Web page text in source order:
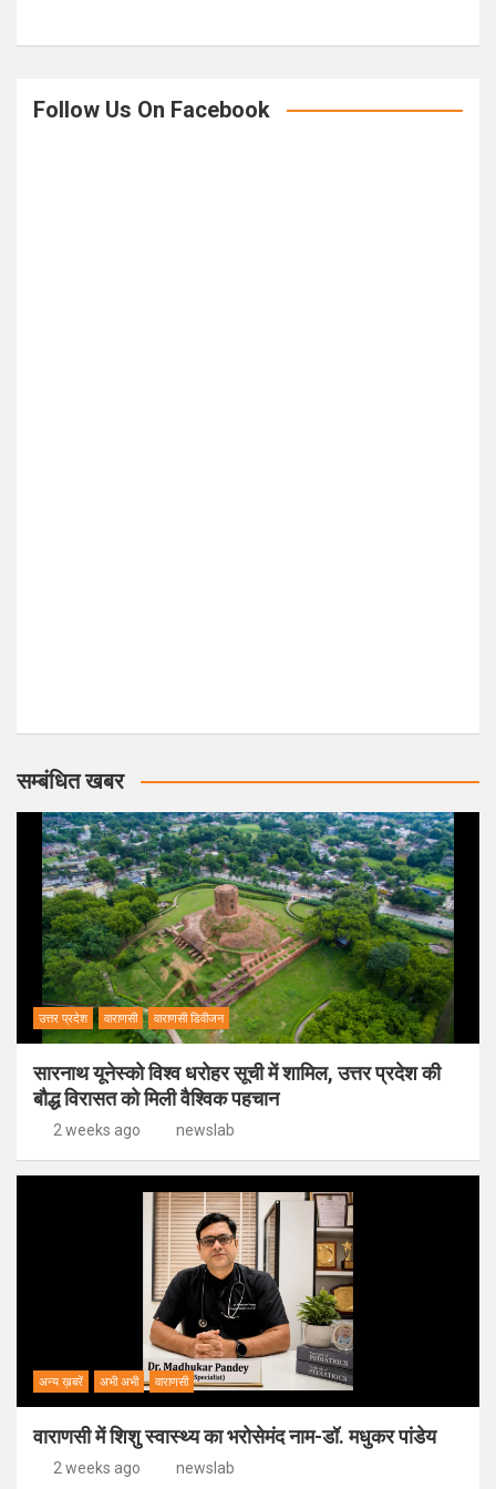
Follow Us On Facebook
सम्बंधित खबर
उत्तर प्रदेश वाराणसी वाराणसी डिवीजन
सारनाथ यूनेस्को विश्व धरोहर सूची में शामिल, उत्तर प्रदेश की
बौद्ध विरासत को मिली वैश्विक पहचान
2 weeks ago newslab
अन्य ख़बरें अभी अभी वाराणसी
वाराणसी में शिशु स्वास्थ्य का भरोसेमंद नाम-डॉ. मधुकर पांडेय
2 weeks ago newslab